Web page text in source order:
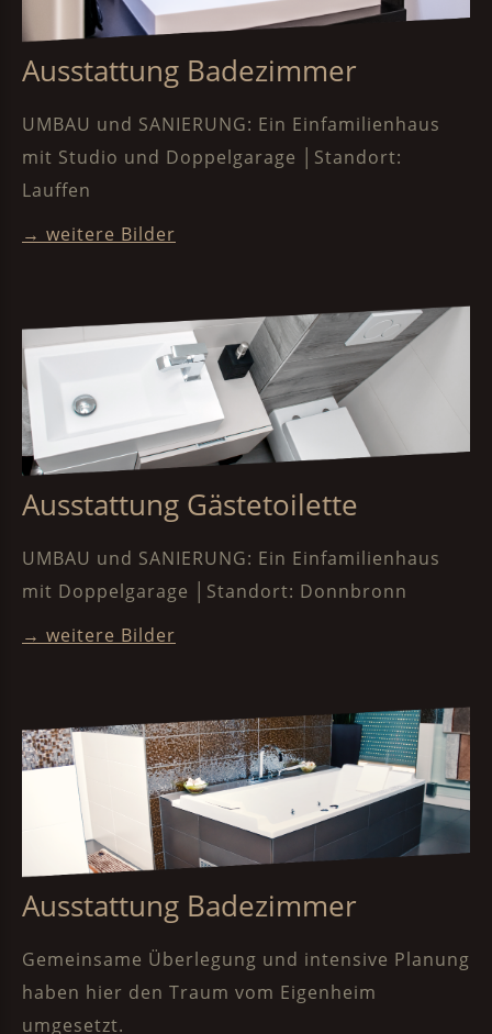
Ausstattung Badezimmer
UMBAU und SANIERUNG: Ein Einfamilienhaus
mit Studio und Doppelgarage │Standort:
Lauffen
→ weitere Bilder
Ausstattung Gästetoilette
UMBAU und SANIERUNG: Ein Einfamilienhaus
mit Doppelgarage │Standort: Donnbronn
→ weitere Bilder
Ausstattung Badezimmer
Gemeinsame Überlegung und intensive Planung
haben hier den Traum vom Eigenheim
umgesetzt.